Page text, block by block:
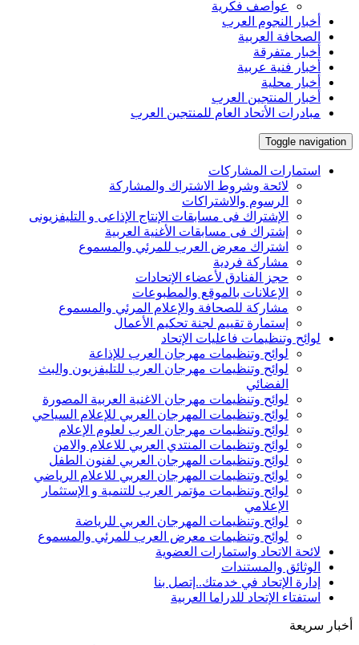
عواصف فكرية
أخبار النجوم العرب
الصحافة العربية
أخبار متفرقة
أخبار فنية عربية
أخبار محلية
أخبار المنتجين العرب
مبادرات الأتحاد العام للمنتجين العرب
Toggle navigation
استمارات المشاركات
لائحة وشروط الاشتراك والمشاركة
الرسوم والاشتراكات
الإشتراك فى مسابقات الإنتاج الإذاعى و التليفزيونى
إشتراك فى مسابقات الأغنية العربية
اشتراك معرض العرب للمرئي والمسموع
مشاركة فردية
حجز الفنادق لأعضاء الإتحادات
الإعلانات بالموقع والمطبوعات
مشاركة للصحافة والإعلام المرئي والمسموع
إستمارة تقييم لجنة تحكيم الأعمال
لوائح وتنظيمات فاعليات الإتحاد
لوائح وتنظيمات مهرجان العرب للإذاعة
لوائح وتنظيمات مهرجان العرب للتليفزيون والبث
الفضائي
لوائح وتنظيمات مهرجان الاغنية العربية المصورة
لوائح وتنظيمات المهرجان العربي للإعلام السياحي
لوائح وتنظيمات مهرجان العرب لعلوم الإعلام
لوائح وتنظيمات المنتدي العربي للاعلام والامن
لوائح وتنظيمات المهرجان العربي لفنون الطفل
لوائح وتنظيمات المهرجان العربي للاعلام الرياضي
لوائح وتنظيمات مؤتمر العرب للتنمية و الإستثمار
الإعلامي
لوائح وتنظيمات المهرجان العربي للرياضة
لوائح وتنظيمات معرض العرب للمرئي والمسموع
لائحة الاتحاد واستمارات العضوية
الوثائق والمستندات
إدارة الإتحاد في خدمتك..إتصل بنا
استفتاء الإتحاد للدراما العربية
أخبار سريعة